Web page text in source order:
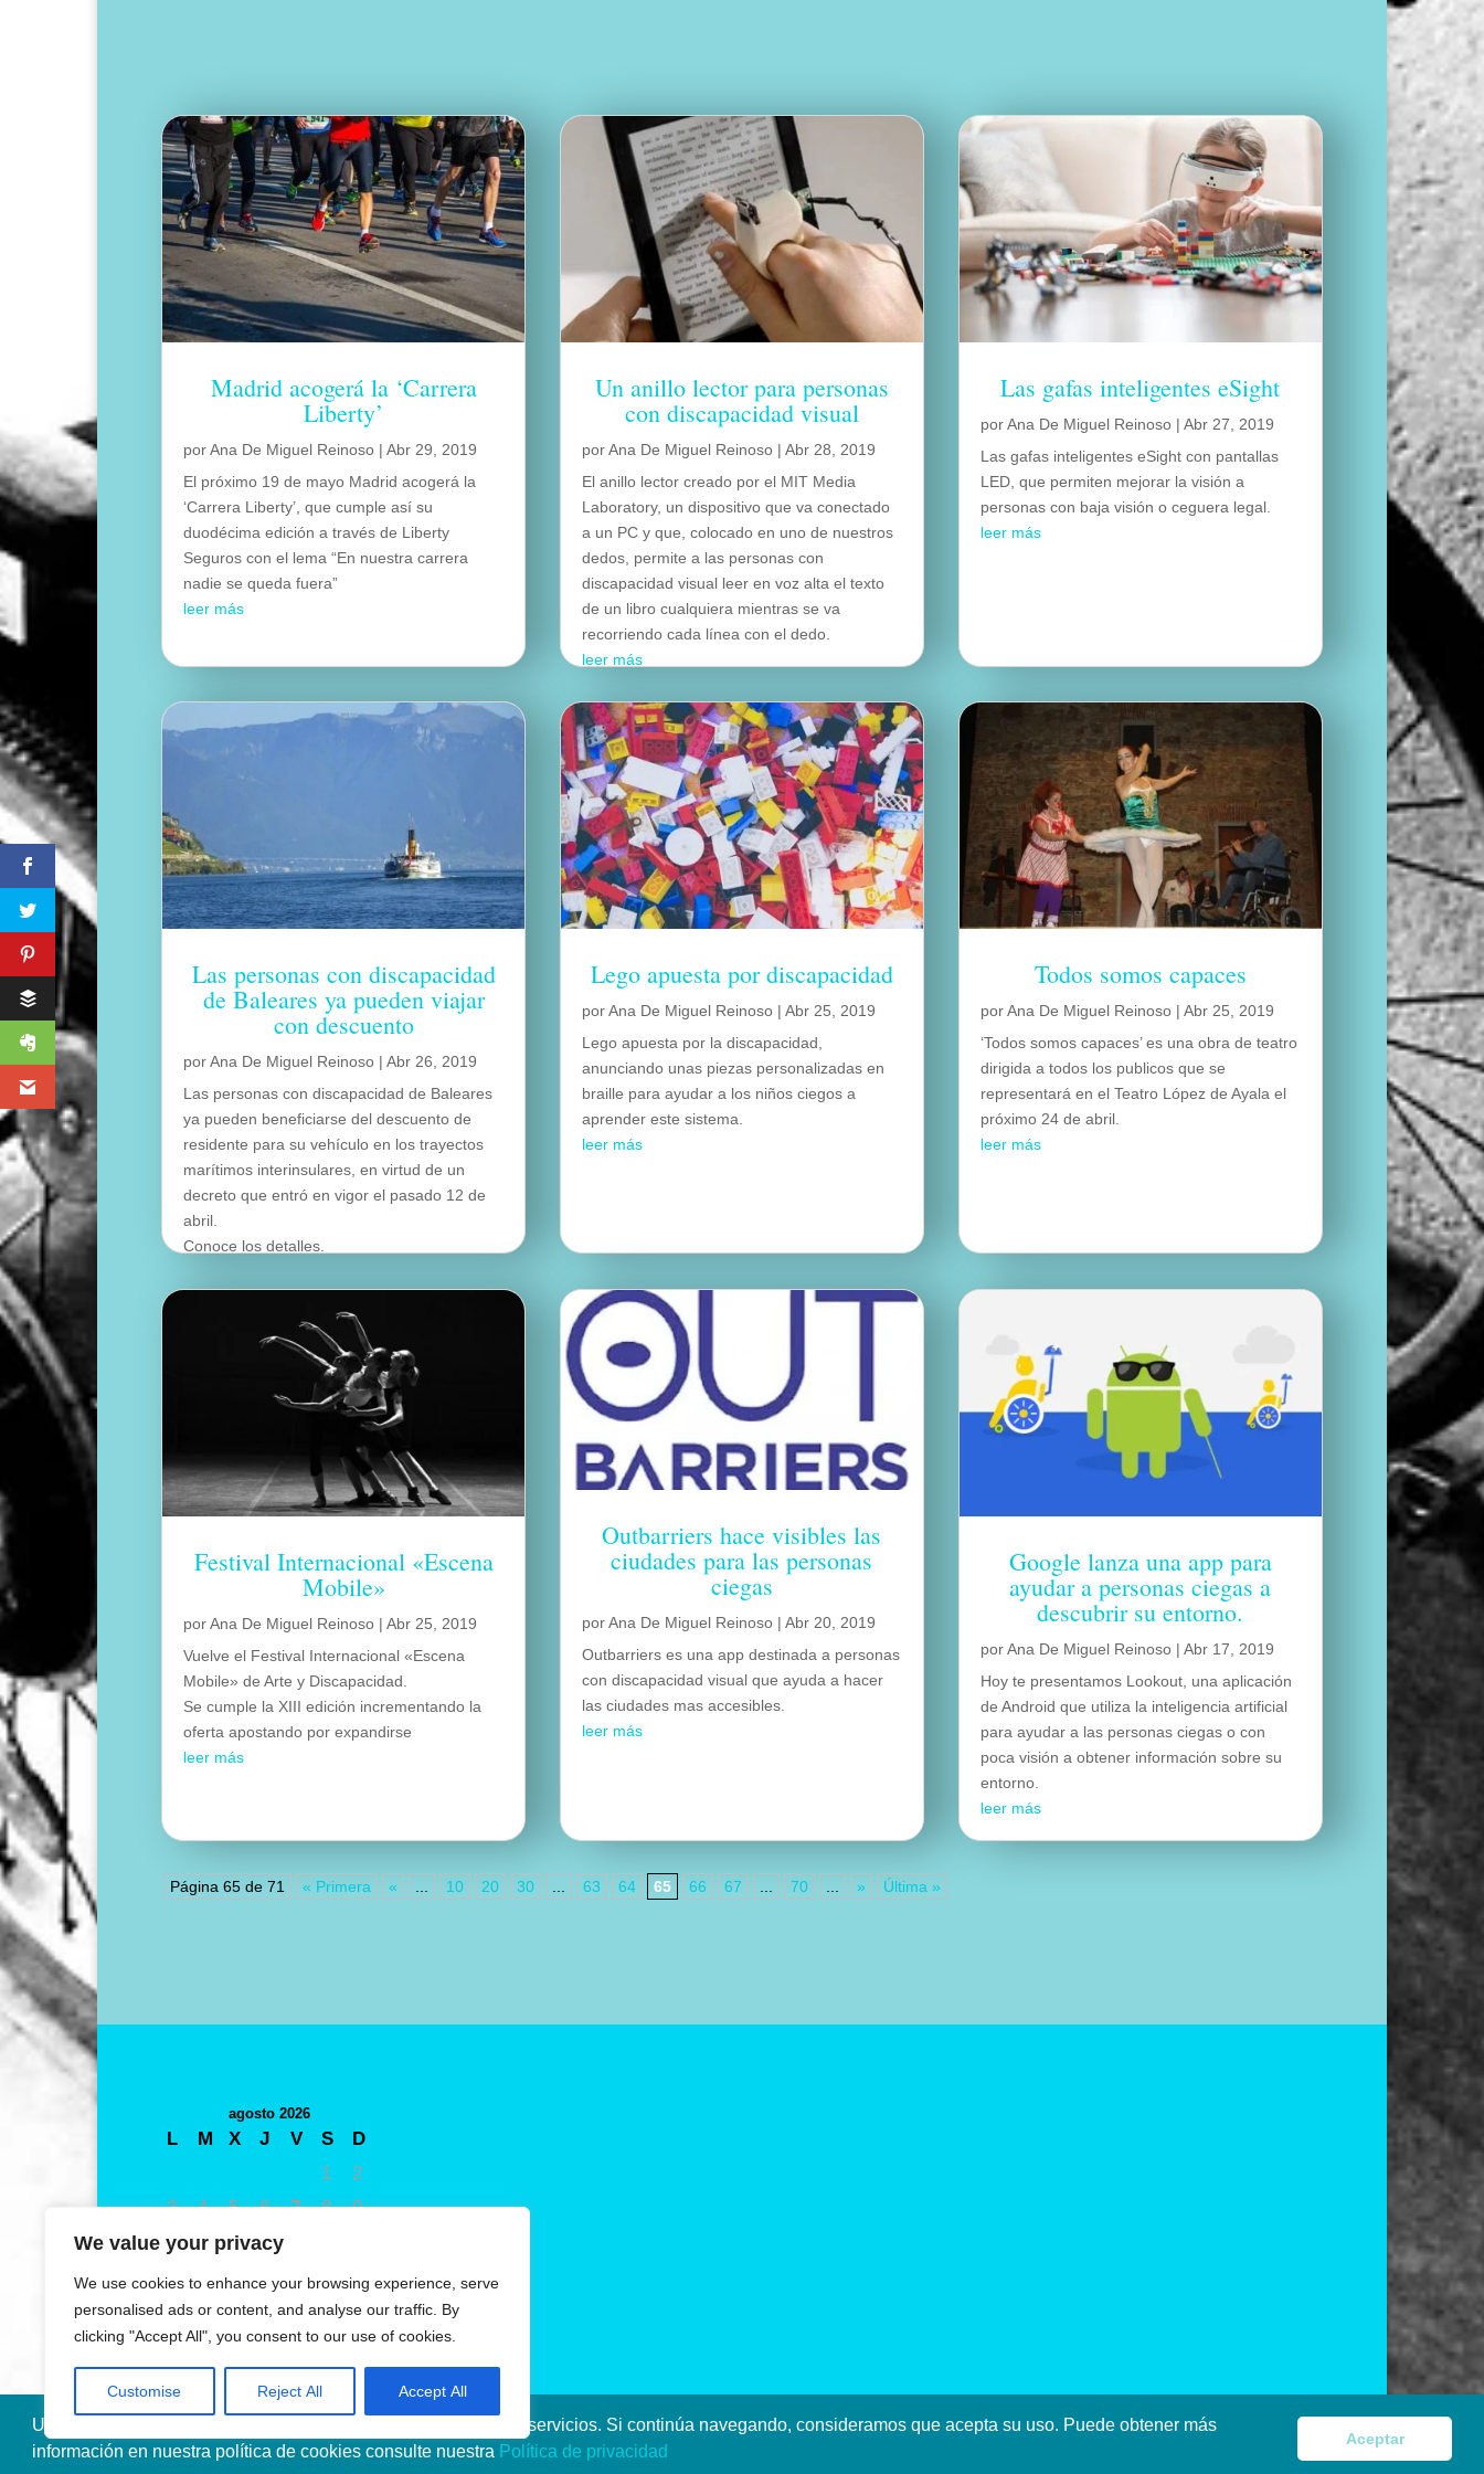
Utilizamos cookies propias y de terceros para mejorar nuestros servicios. Si continúa navegando, consideramos que acepta su uso. Puede obtener más
información en nuestra política de cookies consulte nuestra Política de privacidad
Aceptar
We value your privacy
We use cookies to enhance your browsing experience, serve
personalised ads or content, and analyse our traffic. By
clicking "Accept All", you consent to our use of cookies.
Customise Reject All Accept All
Madrid acogerá la ‘Carrera
Liberty’
porAna De Miguel Reinoso |Abr 29, 2019
El próximo 19 de mayo Madrid acogerá la
‘Carrera Liberty’, que cumple así su
duodécima edición a través de Liberty
Seguros con el lema “En nuestra carrera
nadie se queda fuera”
leer más
Las personas con discapacidad
de Baleares ya pueden viajar
con descuento
porAna De Miguel Reinoso |Abr 26, 2019
Las personas con discapacidad de Baleares
ya pueden beneficiarse del descuento de
residente para su vehículo en los trayectos
marítimos interinsulares, en virtud de un
decreto que entró en vigor el pasado 12 de
abril.
Conoce los detalles.
Festival Internacional «Escena
Mobile»
porAna De Miguel Reinoso |Abr 25, 2019
Vuelve el Festival Internacional «Escena
Mobile» de Arte y Discapacidad.
Se cumple la XIII edición incrementando la
oferta apostando por expandirse
leer más
Un anillo lector para personas
con discapacidad visual
porAna De Miguel Reinoso |Abr 28, 2019
El anillo lector creado por el MIT Media
Laboratory, un dispositivo que va conectado
a un PC y que, colocado en uno de nuestros
dedos, permite a las personas con
discapacidad visual leer en voz alta el texto
de un libro cualquiera mientras se va
recorriendo cada línea con el dedo.
leer más
Lego apuesta por discapacidad
porAna De Miguel Reinoso |Abr 25, 2019
Lego apuesta por la discapacidad,
anunciando unas piezas personalizadas en
braille para ayudar a los niños ciegos a
aprender este sistema.
leer más
Outbarriers hace visibles las
ciudades para las personas
ciegas
porAna De Miguel Reinoso |Abr 20, 2019
Outbarriers es una app destinada a personas
con discapacidad visual que ayuda a hacer
las ciudades mas accesibles.
leer más
Las gafas inteligentes eSight
porAna De Miguel Reinoso |Abr 27, 2019
Las gafas inteligentes eSight con pantallas
LED, que permiten mejorar la visión a
personas con baja visión o ceguera legal.
leer más
Todos somos capaces
porAna De Miguel Reinoso |Abr 25, 2019
‘Todos somos capaces’ es una obra de teatro
dirigida a todos los publicos que se
representará en el Teatro López de Ayala el
próximo 24 de abril.
leer más
Google lanza una app para
ayudar a personas ciegas a
descubrir su entorno.
porAna De Miguel Reinoso |Abr 17, 2019
Hoy te presentamos Lookout, una aplicación
de Android que utiliza la inteligencia artificial
para ayudar a las personas ciegas o con
poca visión a obtener información sobre su
entorno.
leer más
Página 65 de 71 « Primera « 10 20 30 63 64 65 66 67 70 » Última »
agosto 2026
L M X J V S
D
1
2
3
4 5 6 7 8
9
10 11 12 13
17
21
24 25 26 27 28 29 30
31
« May
Diseñado por Ana de Miguel